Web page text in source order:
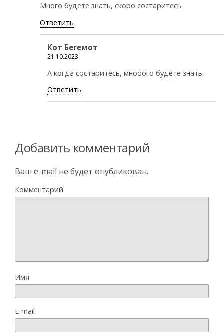
Много будете знать, скоро состаритесь.
Ответить
Кот Бегемот
21.10.2023
А когда состаритесь, мнооого будете знать.
Ответить
Добавить комментарий
Ваш e-mail не будет опубликован.
Комментарий
Имя
E-mail